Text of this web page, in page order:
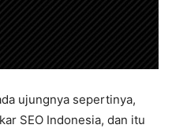
ujungnya sepertinya,
SEO Indonesia, dan itu